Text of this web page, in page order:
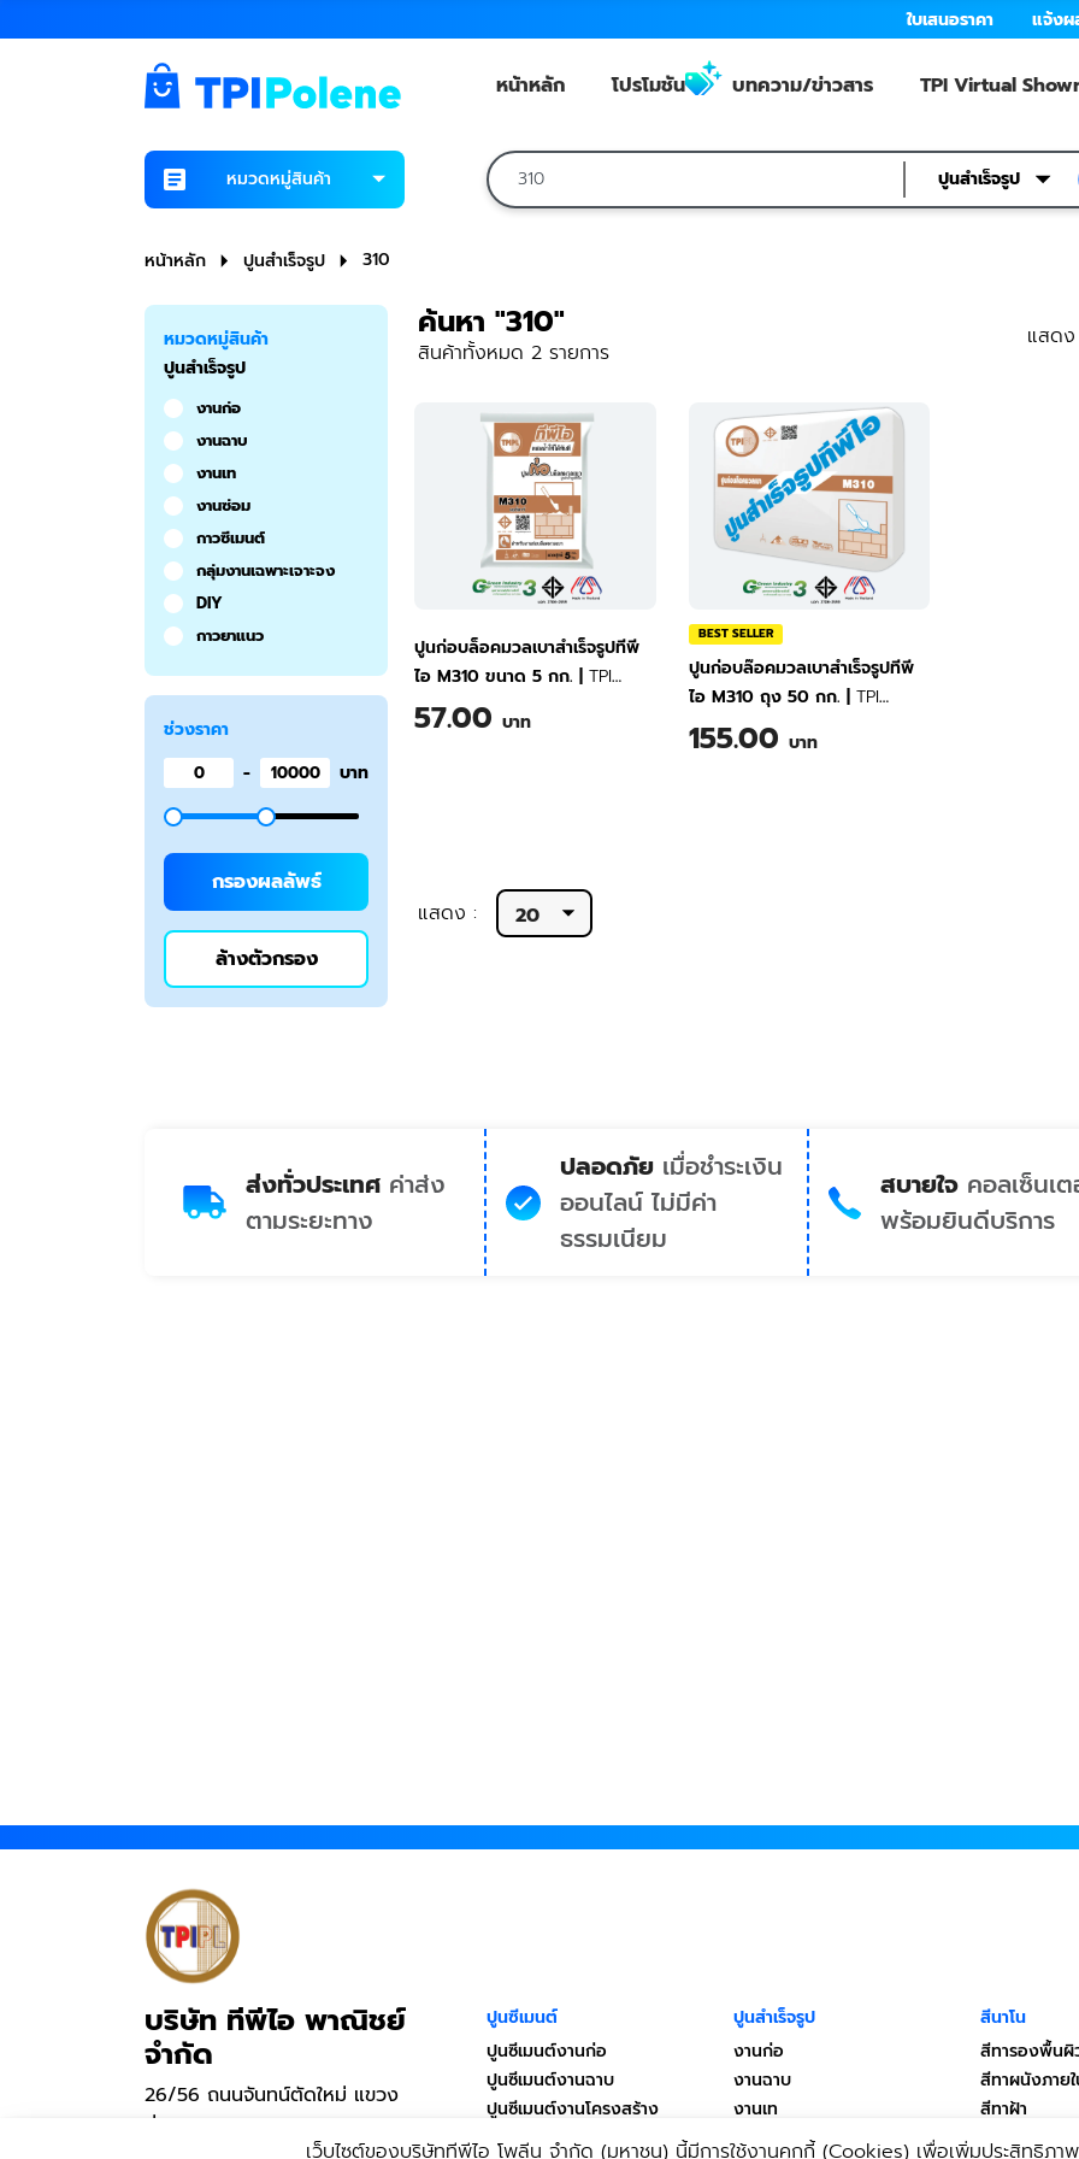
ใบเสนอราคา แจ้งผ
หน้าหลัก โปรโมชัน บทความ/ข่าวสาร TPI Virtual
หมวดหมู่สินค้า ปูนสำเร็จรูป
หน้าหลัก ปูนสำเร็จรูป 310
หมวดหมู่สินค้า
ปูนสำเร็จรูป
งานก่อ
งานฉาบ
งานเท
งานซ่อม
กาวซีเมนต์
กลุ่มงานเฉพาะเจาะจง
DIY
กาวยาแนว
ช่วงราคา
-
บาท
กรองผลลัพธ์
ล้างตัวกรอง
ค้นหา "310"
สินค้าทั้งหมด 2 รายการ
แสดง
ปูนก่อบล็อคมวลเบาสำเร็จรูปทีพี
ไอ M310 ขนาด 5 กก.
|TPI
Lightweight Block Masonry
Mortar M310 5 kg
57.00 บาท
BEST SELLER
ปูนก่อบล๊อคมวลเบาสำเร็จรูปทีพี
ไอ M310 ถุง 50 กก. | TPI
Lightweight Block Masonry
Mortar 50 kg
155.00 บาท
แสดง : 20
ส่งทั่วประเทศ ค่าส่ง
ตามระยะทาง
ปลอดภัย เมื่อชำระเงิน
ออนไลน์ ไม่มีค่า
ธรรมเนียม
สบายใจ คอลเซ็นเ
พร้อมยินดีบริการ
บริษัท ทีพีไอ พาณิชย์
จำกัด
26/56 ถนนจันทน์ตัดใหม่ แขวง
ทุ่งมหาเมฆ เขตสาทร กรุงเทพฯ
ปูนซีเมนต์
ปูนซีเมนต์งานก่อ
ปูนซีเมนต์งานฉาบ
ปูนซีเมนต์งานโครงสร้าง
ปูนสำเร็จรูป
งานก่อ
งานฉาบ
งานเท
งานซ่อม
สีนาโน
สีทารองพื้น
สีทาผนังภาย
สีทาฝ้า
สีวิจิตรศิลป์
เว็บไซต์ของบริษัททีพีไอ โพลีน จํากัด (มหาชน) นี้มีการใช้งานคุกกี้ (Cookies) เพื่อเพิ่มประสิทธิภาพ